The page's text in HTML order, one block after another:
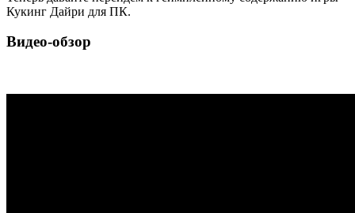
Кукинг Дайри для ПК.
Видео-обзор